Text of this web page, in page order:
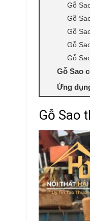
Gỗ
Gỗ
Gỗ
Gỗ
Gỗ
Gỗ Sao
Ứng
Gỗ Sao